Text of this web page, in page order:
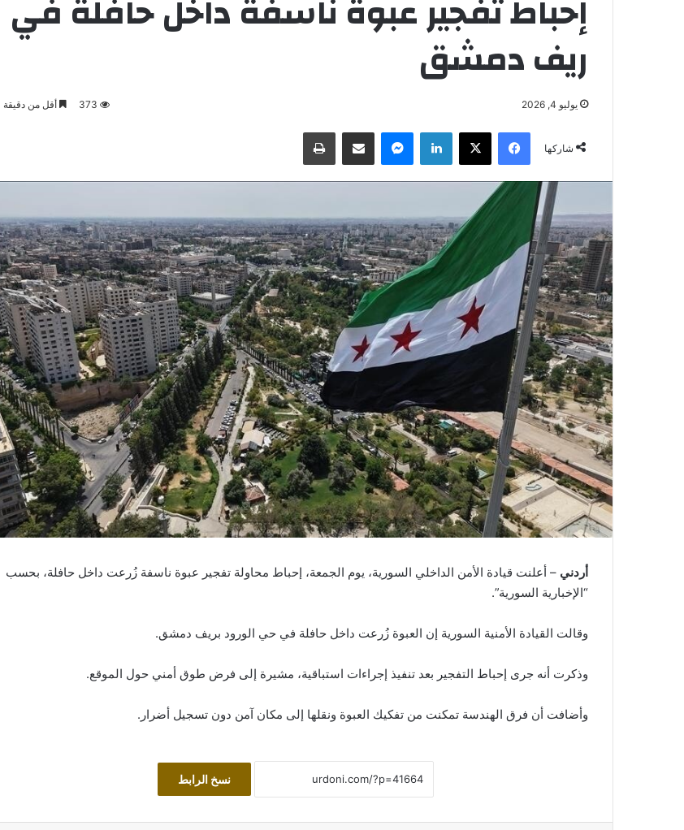
إحباط تفجير عبوة ناسفة داخل حافلة في
ريف دمشق
يوليو 4, 2026 373 أقل من دقيقة
شاركها
فيسبوك لينكدإن
أردني – أعلنت قيادة الأمن الداخلي السورية، يوم الجمعة، إحباط محاولة تفجير عبوة ناسفة زُرعت داخل حافلة، بحسب
“الإخبارية السورية”.
وقالت القيادة الأمنية السورية إن العبوة زُرعت داخل حافلة في حي الورود بريف دمشق.
وذكرت أنه جرى إحباط التفجير بعد تنفيذ إجراءات استباقية، مشيرة إلى فرض طوق أمني حول الموقع.
وأضافت أن فرق الهندسة تمكنت من تفكيك العبوة ونقلها إلى مكان آمن دون تسجيل أضرار.
نسخ الرابط